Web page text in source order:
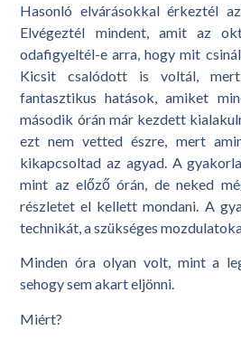
Hasonló elvárásokkal érkeztél
Elvégeztél mindent, amit az
odafigyeltél-e arra, hogy mit
Kicsit csalódott is voltál,
fantasztikus hatások, amiket
második órán már kezdett
ezt nem vetted észre, mert
kikapcsoltad az agyad. A
mint az előző órán, de neked
részletet el kellett mondani. A
technikát, a szükséges
Minden óra olyan volt, mint a
sehogy sem akart eljönni.
Miért?